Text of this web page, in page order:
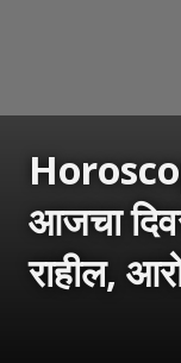
आजचा
राहील,